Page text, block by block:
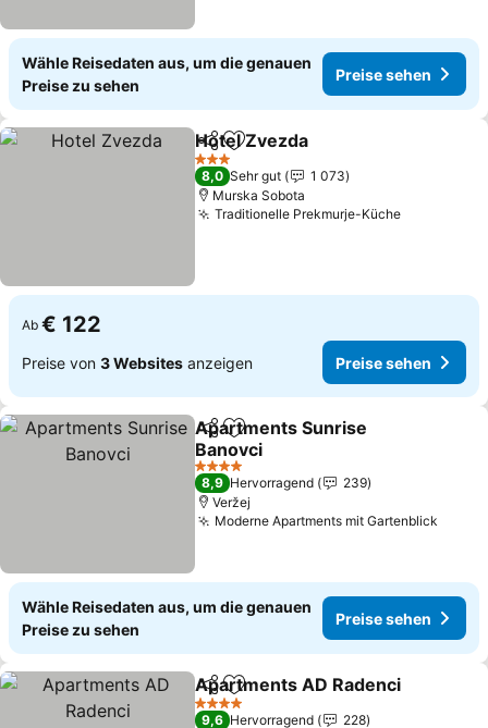
Wähle Reisedaten aus, um die genauen
Preise zu sehen
Preise sehen
TeilenZu Favoriten hinzufügen
Hotel Zvezda
3 Sterne
8,0 Sehr gut
1 073
Murska Sobota
Traditionelle Prekmurje-KüchePreise
Ab € 122
Preise von 3 Websites anzeigen Preise sehen
TeilenZu Favoriten hinzufügen
Apartments Sunrise
Banovci
Preise sehen
4 Sterne
8,9 Hervorragend
239
Veržej
Moderne Apartments mit Gartenblick
Wähle Reisedaten aus, um die genauen
Preise zu sehen
Preise sehen
TeilenZu Favoriten hinzufügen
Apartments AD Radenci
4 Sterne
9,6 Hervorragend 228